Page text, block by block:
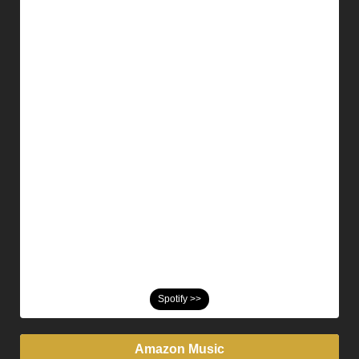
Spotify >>
Amazon Music